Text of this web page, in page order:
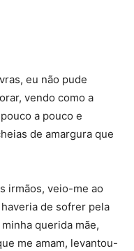
eu não pude
vendo como a
a pouco e
de amargura que
irmãos, veio-me ao
de sofrer pela
querida mãe,
me amam, levantou-